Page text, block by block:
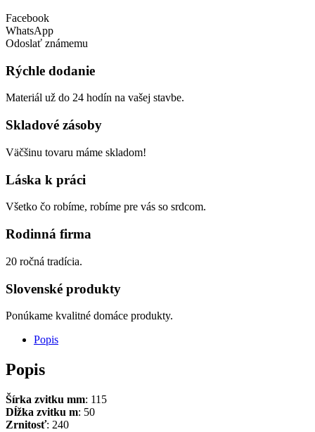
Facebook
WhatsApp
Odoslať známemu
Rýchle dodanie
Materiál už do 24 hodín na vašej stavbe.
Skladové zásoby
Väčšinu tovaru máme skladom!
Láska k práci
Všetko čo robíme, robíme pre vás so srdcom.
Rodinná firma
20 ročná tradícia.
Slovenské produkty
Ponúkame kvalitné domáce produkty.
Popis
Popis
Šírka zvitku mm: 115
Dĺžka zvitku m: 50
Zrnitosť: 240